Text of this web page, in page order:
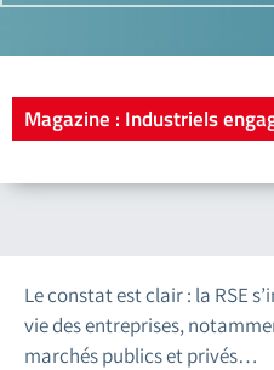
Magazine : Industriels
Le constat est clair : la RSE
vie des entreprises,
marchés publics et privés…